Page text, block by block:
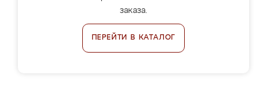
заказа.
ПЕРЕЙТИ В КАТАЛОГ